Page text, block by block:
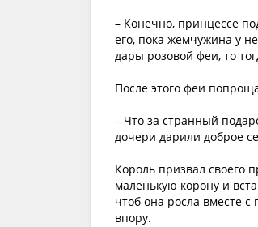
– Конечно, принцессе
его, пока жемчужина у
дары розовой феи, то
После этого феи
– Что за странный
дочери дарили доброе
Король призвал своего
маленькую корону и
чтоб она росла вместе
впору.